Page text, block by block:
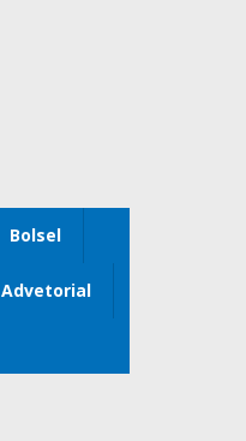
Bolsel
Advetorial